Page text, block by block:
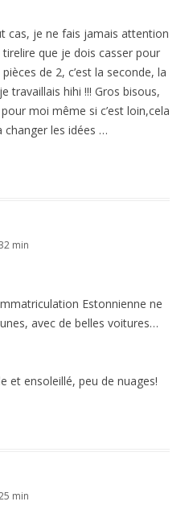
cas, je ne fais jamais attention
tirelire que je dois casser pour
de 2, c’est la seconde, la
travaillais hihi !!! Gros bisous,
moi même si c’est loin,cela
les idées …
min
Estonnienne ne
avec de belles voitures…
et ensoleillé, peu de nuages!
min